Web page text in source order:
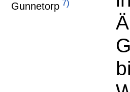
Gunnetorp 7)